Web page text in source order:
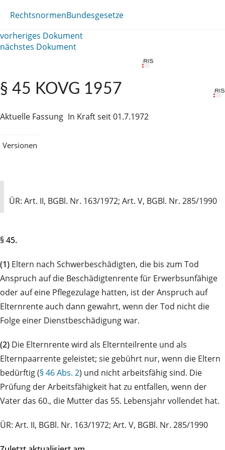
RechtsnormenBundesgesetze
vorheriges Dokument
nächstes Dokument
§ 45 KOVG 1957
Aktuelle Fassung In Kraft seit 01.7.1972
Versionen
ÜR: Art. II, BGBl. Nr. 163/1972; Art. V, BGBl. Nr. 285/1990
§ 45.
(1) Eltern nach Schwerbeschädigten, die bis zum Tod
Anspruch auf die Beschädigtenrente für Erwerbsunfähige
oder auf eine Pflegezulage hatten, ist der Anspruch auf
Elternrente auch dann gewahrt, wenn der Tod nicht die
Folge einer Dienstbeschädigung war.
(2) Die Elternrente wird als Elternteilrente und als
Elternpaarrente geleistet; sie gebührt nur, wenn die Eltern
bedürftig (§ 46 Abs. 2) und nicht arbeitsfähig sind. Die
Prüfung der Arbeitsfähigkeit hat zu entfallen, wenn der
Vater das 60., die Mutter das 55. Lebensjahr vollendet hat.
ÜR: Art. II, BGBl. Nr. 163/1972; Art. V, BGBl. Nr. 285/1990